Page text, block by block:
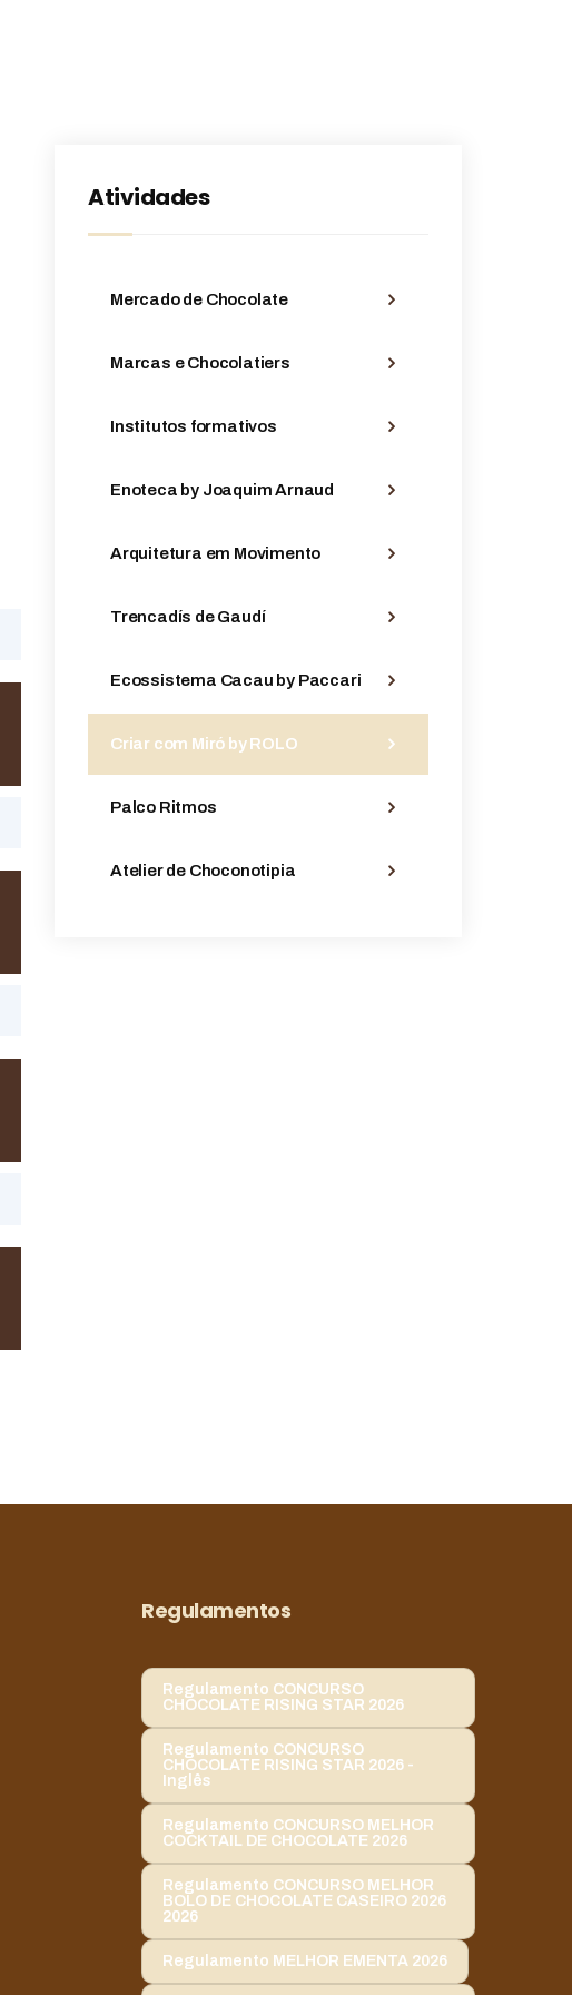
Atividades
Mercado de Chocolate
Marcas e Chocolatiers
Institutos formativos
Enoteca by Joaquim Arnaud
Arquitetura em Movimento
Trencadís de Gaudí
Ecossistema Cacau by Paccari
Criar com Miró by ROLO
Palco Ritmos
Atelier de Choconotipia
Regulamentos
Regulamento CONCURSO
CHOCOLATE RISING STAR 2026
Regulamento CONCURSO
CHOCOLATE RISING STAR 2026 -
Inglês
Regulamento CONCURSO MELHOR
COCKTAIL DE CHOCOLATE 2026
Regulamento CONCURSO MELHOR
BOLO DE CHOCOLATE CASEIRO 2026
2026
Regulamento MELHOR EMENTA 2026